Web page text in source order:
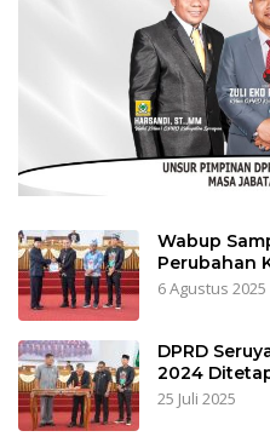
Wabup
Perubahan
6 Agustus 2025
DPRD
2024
25 Juli 2025